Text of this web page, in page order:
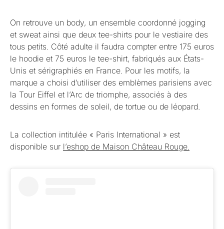
On retrouve un body, un ensemble coordonné jogging
et sweat ainsi que deux tee-shirts pour le vestiaire des
tous petits. Côté adulte il faudra compter entre 175 euros
le hoodie et 75 euros le tee-shirt, fabriqués aux États-
Unis et sérigraphiés en France. Pour les motifs, la
marque a choisi d’utiliser des emblèmes parisiens avec
la Tour Eiffel et l’Arc de triomphe, associés à des
dessins en formes de soleil, de tortue ou de léopard.
La collection intitulée « Paris International » est
disponible sur l’eshop de Maison Château Rouge.